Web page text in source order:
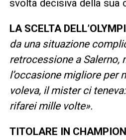
svolta decisiva della sua
LA SCELTA
da una situazione
retrocessione a Salerno,
l’occasione migliore per
voleva, il mister ci
rifarei mille volte».
TITOLARE IN